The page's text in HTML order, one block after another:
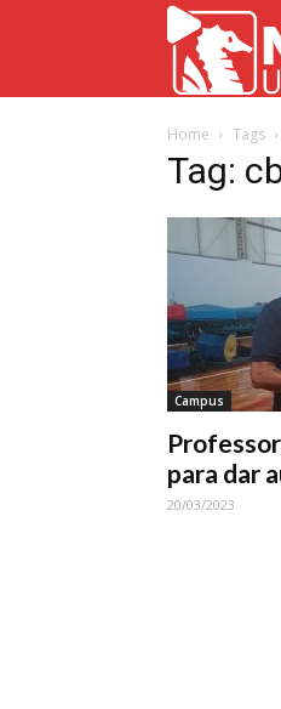
Home Tags
Tag:
Campus
para dar
20/03/2023